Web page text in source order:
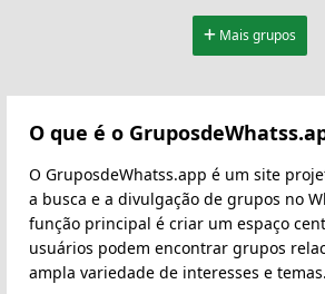
Mais grupos
O que é o
O GruposdeWhatss.app é um site
a busca e a divulgação de grupos no
função principal é criar um espaço
usuários podem encontrar grupos
ampla variedade de interesses e temas.